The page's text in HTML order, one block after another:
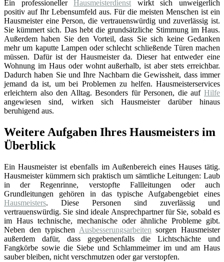
Ein professionellerHausmeisterdienst wirkt sich unweigerlich
positiv auf Ihr Lebensumfeld aus. Für die meisten Menschen ist ein
Hausmeister eine Person, die vertrauenswürdig und zuverlässig ist.
Sie kümmert sich. Das hebt die grundsätzliche Stimmung im Haus.
Außerdem haben Sie den Vorteil, dass Sie sich keine Gedanken
mehr um kaputte Lampen oder schlecht schließende Türen machen
müssen. Dafür ist der Hausmeister da. Dieser hat entweder eine
Wohnung im Haus oder wohnt außerhalb, ist aber stets erreichbar.
Dadurch haben Sie und Ihre Nachbarn die Gewissheit, dass immer
jemand da ist, um bei Problemen zu helfen. Hausmeisterservices
erleichtern also den Alltag. Besonders für Personen, die auf Hilfe
angewiesen sind, wirken sich Hausmeister darüber hinaus
beruhigend aus.
Weitere Aufgaben Ihres Hausmeisters im
Überblick
Ein Hausmeister ist ebenfalls im Außenbereich eines Hauses tätig.
Hausmeister kümmern sich praktisch um sämtliche Leitungen: Laub
in der Regenrinne, verstopfte Fallleitungen oder auch
Grundleitungen gehören in das typische Aufgabengebiet eines
Hausmeisters. Diese Personen sind zuverlässig und
vertrauenswürdig. Sie sind ideale Ansprechpartner für Sie, sobald es
im Haus technische, mechanische oder ähnliche Probleme gibt.
Neben den typischen Ausbesserungsarbeiten sorgen Hausmeister
außerdem dafür, dass gegebenenfalls die Lichtschächte und
Fangkörbe sowie die Siebe und Schlammeimer im und am Haus
sauber bleiben, nicht verschmutzen oder gar verstopfen.